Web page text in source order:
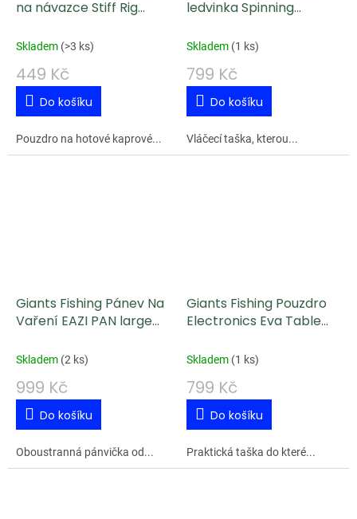
na návazce Stiff Rig
Skladem (>3 ks)
449 Kč
Do košíku
Pouzdro na hotové kaprové...
ledvinka Spinning
Skladem (1 ks)
799 Kč
Do košíku
Vláčecí taška, kterou...
Giants Fishing Pánev Na
Vaření EAZI PAN large
Skladem (2 ks)
999 Kč
Do košíku
Oboustranná pánvička od...
Giants Fishing Pouzdro
Electronics Eva Table
Skladem (1 ks)
799 Kč
Do košíku
Praktická taška do které...